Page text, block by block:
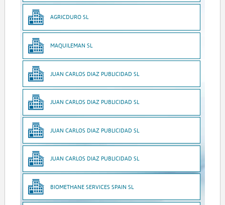
AGRICDURO SL
MAQUILEMAN SL
JUAN CARLOS DIAZ PUBLICIDAD SL
JUAN CARLOS DIAZ PUBLICIDAD SL
JUAN CARLOS DIAZ PUBLICIDAD SL
JUAN CARLOS DIAZ PUBLICIDAD SL
BIOMETHANE SERVICES SPAIN SL